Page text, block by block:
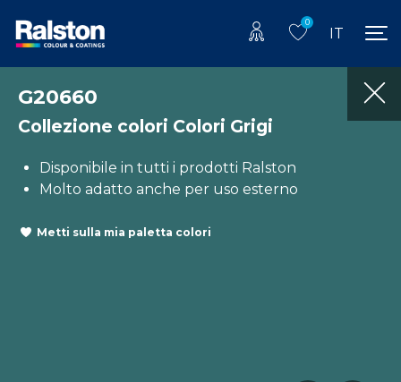
0
IT
G20660
Collezione colori Colori Grigi
Disponibile in tutti i prodotti Ralston
Molto adatto anche per uso esterno
Metti sulla mia paletta colori